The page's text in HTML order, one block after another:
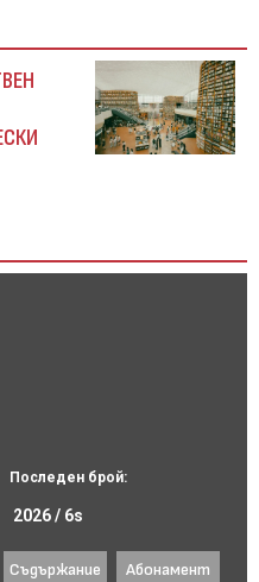
Последен брой:
2026 / 6s
Съдържание Абонамент